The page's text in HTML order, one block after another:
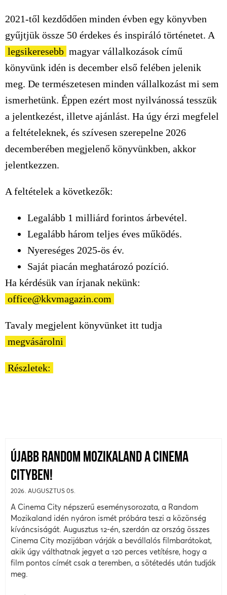
2021-től kezdődően minden évben egy könyvben
gyűjtjük össze 50 érdekes és inspiráló történetet. A
legsikeresebb magyar vállalkozások című
könyvünk idén is december első felében jelenik
meg. De természetesen minden vállalkozást mi sem
ismerhetünk. Éppen ezért most nyilvánossá tesszük
a jelentkezést, illetve ajánlást. Ha úgy érzi megfelel
a feltételeknek, és szívesen szerepelne 2026
decemberében megjelenő könyvünkben, akkor
jelentkezzen.
A feltételek a következők:
Legalább 1 milliárd forintos árbevétel.
Legalább három teljes éves működés.
Nyereséges 2025-ös év.
Saját piacán meghatározó pozíció.
Ha kérdésük van írjanak nekünk:
office@kkvmagazin.com
Tavaly megjelent könyvünket itt tudja
megvásárolni
Részletek:
ÚJABB RANDOM MOZIKALAND A CINEMA
CITYBEN!
2026. AUGUSZTUS 05.
A Cinema City népszerű eseménysorozata, a Random
Mozikaland idén nyáron ismét próbára teszi a közönség
kíváncsiságát. Augusztus 12-én, szerdán az ország összes
Cinema City mozijában várják a bevállalós filmbarátokat,
akik úgy válthatnak jegyet a 120 perces vetítésre, hogy a
film pontos címét csak a teremben, a sötétedés után tudják
meg.